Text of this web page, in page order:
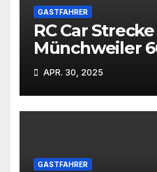
GASTFAHRER
RC Car
Münchweiler
APR. 30, 2025
GASTFAHRER